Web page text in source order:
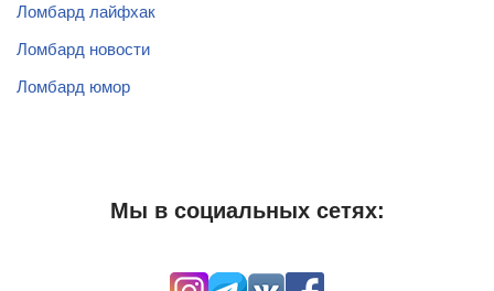
Ломбард лайфхак
Ломбард новости
Ломбард юмор
Мы в социальных сетях: